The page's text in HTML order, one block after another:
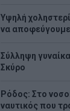
Υψηλή
να αποφεύγουμε
Σύλληψη
Σκύρο
Ρόδος: Στο
ναυτικός που